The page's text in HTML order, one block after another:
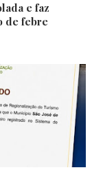
e faz
de febre